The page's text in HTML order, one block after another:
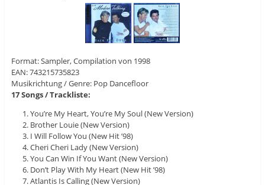
Format: Sampler, Compilation von 1998
EAN: 743215735823
Musikrichtung / Genre: Pop Dancefloor
17 Songs / Trackliste:
You’re My Heart, You’re My Soul (New Version)
Brother Louie (New Version)
I Will Follow You (New Hit ’98)
Cheri Cheri Lady (New Version)
You Can Win If You Want (New Version)
Don’t Play With My Heart (New Hit ’98)
Atlantis Is Calling (New Version)